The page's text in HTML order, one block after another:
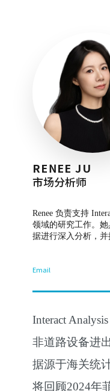
RENEE JU
市场分析师
Renee 负责支持
领域的研究工作。
据进行深入分析，并
Email
Interact
非道路设备进
据源于海关统
将回顾2024年